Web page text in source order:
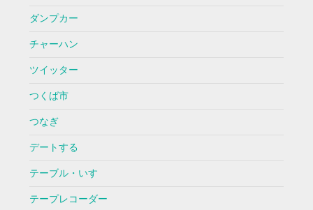
ダンプカー
チャーハン
ツイッター
つくば市
つなぎ
デートする
テーブル・いす
テープレコーダー